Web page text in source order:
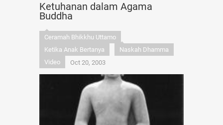
Ketuhanan dalam Agama
Buddha
Ceramah Bhikkhu Uttamo
Ketika Anak Bertanya
Naskah Dhamma
Video
Oct 20, 2003